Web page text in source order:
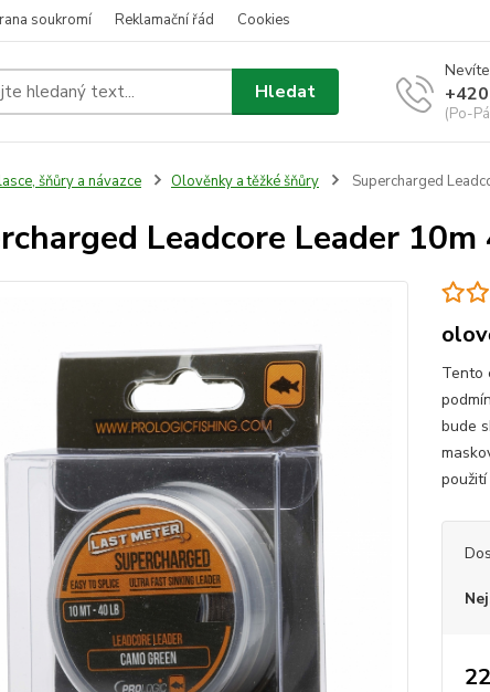
soukromí Reklamační řád Cookies
Hledat
(Po-
šňůry a návazce Olověnky a těžké šňůry Supercharged
Leadcore Leader
Tento
bude